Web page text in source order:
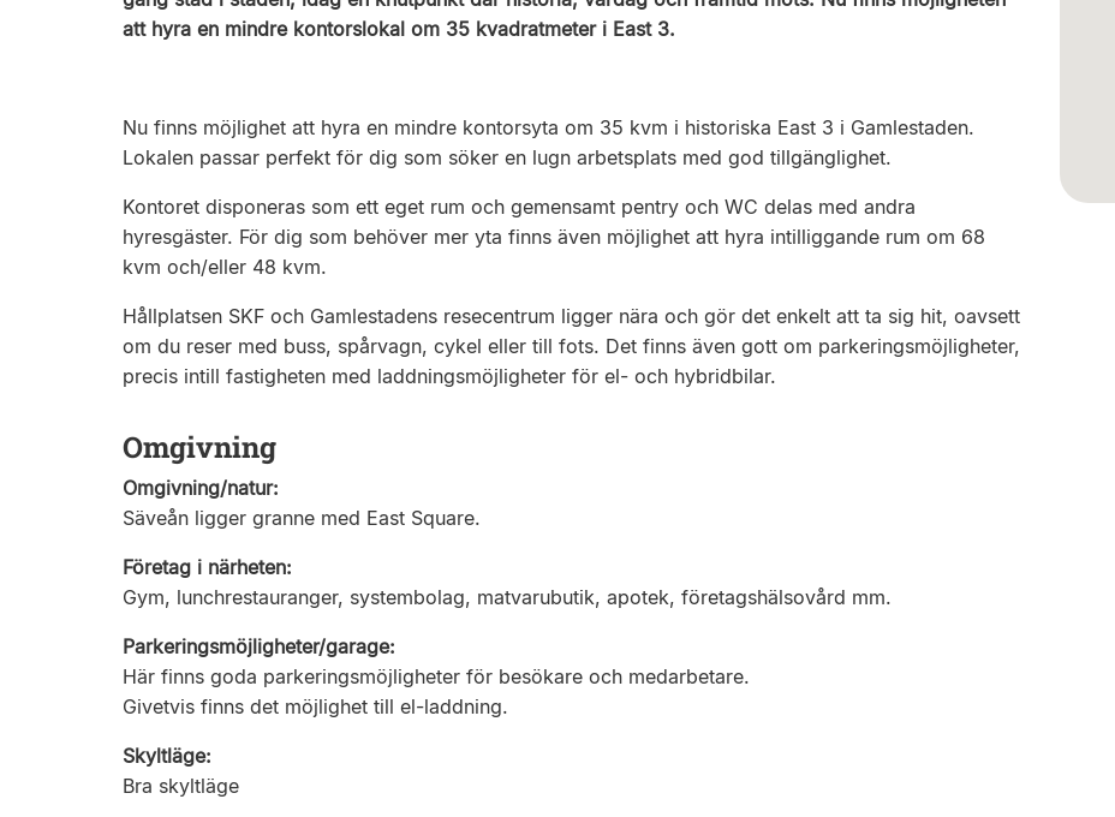
att hyra en mindre kontorslokal om 35 kvadratmeter i East 3.
Nu finns möjlighet att hyra en mindre kontorsyta om 35 kvm i historiska East 3 i Gamlestaden.
Lokalen passar perfekt för dig som söker en lugn arbetsplats med god tillgänglighet.
Kontoret disponeras som ett eget rum och gemensamt pentry och WC delas med andra
hyresgäster. För dig som behöver mer yta finns även möjlighet att hyra intilliggande rum om 68
kvm och/eller 48 kvm.
Hållplatsen SKF och Gamlestadens resecentrum ligger nära och gör det enkelt att ta sig hit, oavsett
om du reser med buss, spårvagn, cykel eller till fots. Det finns även gott om parkeringsmöjligheter,
precis intill fastigheten med laddningsmöjligheter för el- och hybridbilar.
Omgivning
Omgivning/natur:
Säveån ligger granne med East Square.
Företag i närheten:
Gym, lunchrestauranger, systembolag, matvarubutik, apotek, företagshälsovård mm.
Parkeringsmöjligheter/garage:
Här finns goda parkeringsmöjligheter för besökare och medarbetare.
Givetvis finns det möjlighet till el-laddning.
Skyltläge:
Bra skyltläge